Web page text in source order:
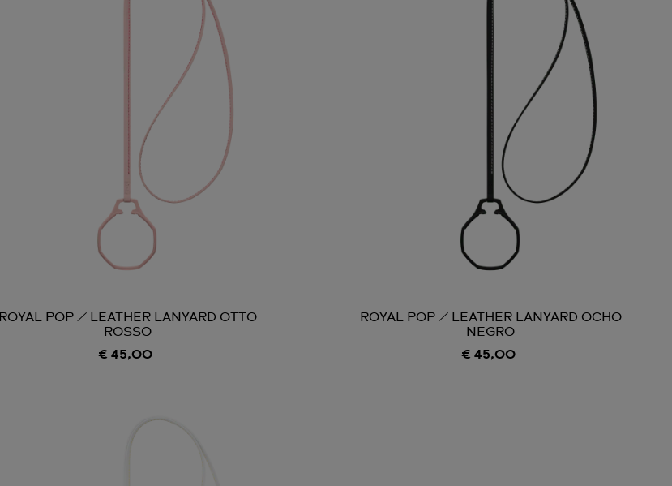
ROYAL POP / LEATHER LANYARD OTTO
ROSSO
€ 45,00
ROYAL POP / LEATHER LANYARD OCHO
NEGRO
€ 45,00